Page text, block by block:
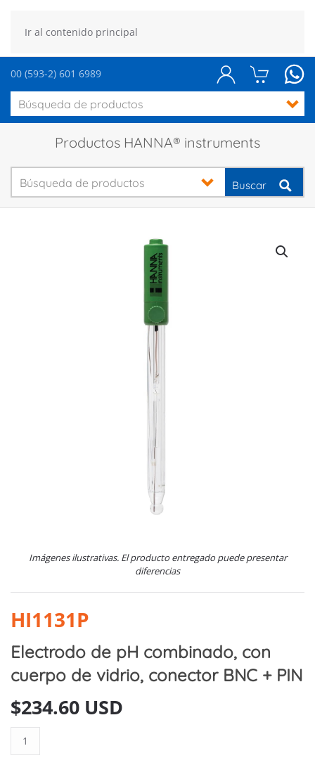
Ir al contenido principal
00 (593-2) 601 6989
Productos HANNA® instruments
Buscar
Imágenes ilustrativas. El producto entregado puede presentar
diferencias
HI1131P
Electrodo de pH combinado, con
cuerpo de vidrio, conector BNC + PIN
$234.60 USD